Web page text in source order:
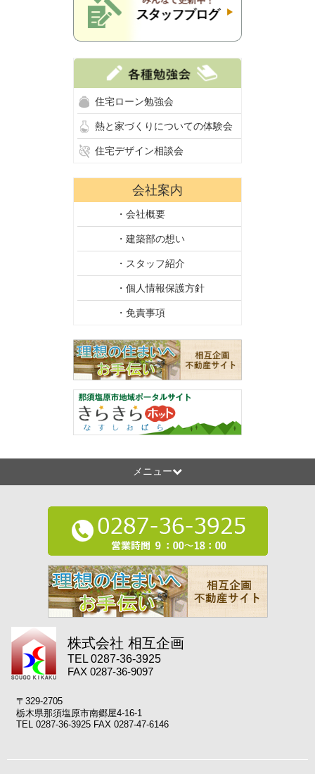
住宅ローン勉強会
熱と家づくりについての体験会
住宅デザイン相談会
会社案内
・会社概要
・建築部の想い
・スタッフ紹介
・個人情報保護方針
・免責事項
メニュー
株式会社 相互企画
TEL 0287-36-3925
FAX 0287-36-9097
〒329-2705
栃木県那須塩原市南郷屋4-16-1
TEL 0287-36-3925 FAX 0287-47-6146